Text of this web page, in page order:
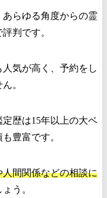
らゆる角度からの霊
判です。
気が高く、予約をし
。
歴は15年以上の大ベ
豊富です。
間関係などの相談に
う。